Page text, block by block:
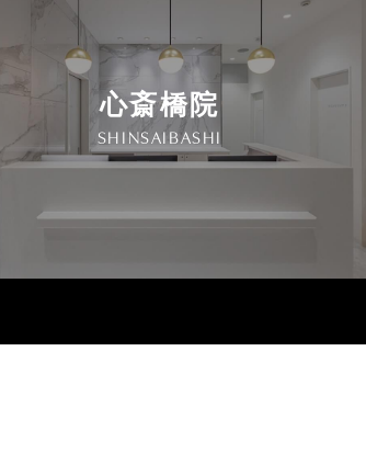
心斎橋院
SHINSAIBASHI